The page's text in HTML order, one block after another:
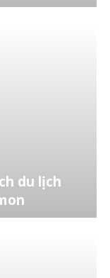
du lịch